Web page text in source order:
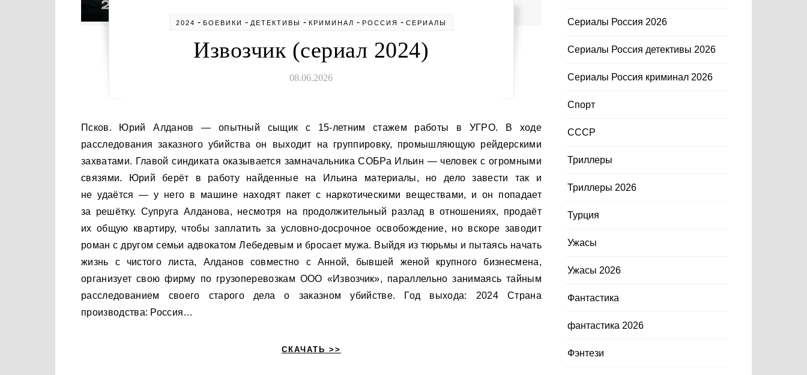
2024 - БОЕВИКИ - ДЕТЕКТИВЫ - КРИМИНАЛ - РОССИЯ - СЕРИАЛЫ
Извозчик (сериал 2024)
08.06.2026
Псков. Юрий Алданов — опытный сыщик с 15-летним стажем работы в УГРО. В ходе
расследования заказного убийства он выходит на группировку, промышляющую рейдерскими
захватами. Главой синдиката оказывается замначальника СОБРа Ильин — человек с огромными
связями. Юрий берёт в работу найденные на Ильина материалы, но дело завести так и
не удаётся — у него в машине находят пакет с наркотическими веществами, и он попадает
за решётку. Супруга Алданова, несмотря на продолжительный разлад в отношениях, продаёт
их общую квартиру, чтобы заплатить за условно-досрочное освобождение, но вскоре заводит
роман с другом семьи адвокатом Лебедевым и бросает мужа. Выйдя из тюрьмы и пытаясь начать
жизнь с чистого листа, Алданов совместно с Анной, бывшей женой крупного бизнесмена,
организует свою фирму по грузоперевозкам ООО «Извозчик», параллельно занимаясь тайным
расследованием своего старого дела о заказном убийстве. Год выхода: 2024 Страна
производства: Россия…
СКАЧАТЬ >>
Сериалы Россия 2026
Сериалы Россия детективы 2026
Сериалы Россия криминал 2026
Спорт
СССР
Триллеры
Триллеры 2026
Турция
Ужасы
Ужасы 2026
Фантастика
фантастика 2026
Фэнтези